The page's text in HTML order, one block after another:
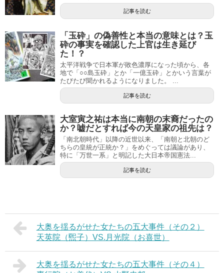
記事を読む
「玉砕」の偽善性と本当の意味とは？玉
砕の事実を確認した上官は生き延び
た！？
太平洋戦争で日本軍が敗色濃厚になった頃から、各
地で「○○島玉砕」とか「一億玉砕」とかいう言葉が
たびたび聞かれるようになりました。 ...
記事を読む
大室寅之祐は本当に南朝の末裔だったの
か？嘘だとすれば今の天皇家の祖先は？
「南北朝時代」以降の近世以来、「南朝と北朝のど
ちらの皇統が正統か？」をめぐっては議論があり、
特に「万世一系」と明記した大日本帝国憲法...
記事を読む
大奥を揺るがせた女たちの五大事件（その２）
天英院（煕子）VS.月光院（お喜世）
大奥を揺るがせた女たちの五大事件（その４）